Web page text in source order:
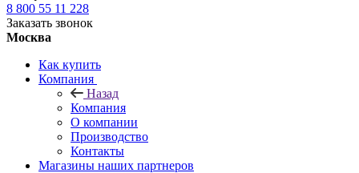
8 800 55 11 228
Заказать звонок
Москва
Как купить
Компания
Назад
Компания
О компании
Производство
Контакты
Магазины наших партнеров